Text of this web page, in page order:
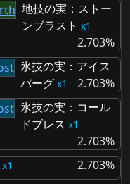
地技の実：ストー
ンブラスト
1
2.703%
氷技の実：アイス
バーグ
1
2.703%
氷技の実：コール
ドブレス
1
2.703%
1
2.703%